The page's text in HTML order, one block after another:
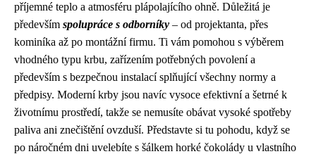
příjemné teplo a atmosféru plápolajícího ohně. Důležitá je
především spolupráce s odborníky – od projektanta, přes
kominíka až po montážní firmu. Ti vám pomohou s výběrem
vhodného typu krbu, zařízením potřebných povolení a
především s bezpečnou instalací splňující všechny normy a
předpisy. Moderní krby jsou navíc vysoce efektivní a šetrné k
životnímu prostředí, takže se nemusíte obávat vysoké spotřeby
paliva ani znečištění ovzduší. Představte si tu pohodu, když se
po náročném dni uvelebíte s šálkem horké čokolády u vlastního